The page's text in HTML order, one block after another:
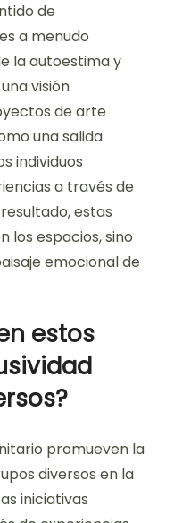
de
a menudo
la autoestima y
visión
de arte
una salida
individuos
a través de
estas
los espacios, sino
emocional de
estos
promueven la
diversos en la
iniciativas